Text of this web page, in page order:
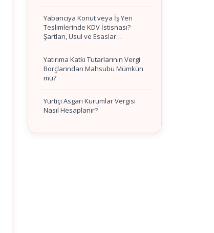
Yabancıya Konut veya İş Yeri
Teslimlerinde KDV İstisnası?
Şartları, Usul ve Esaslar…
Yatırıma Katkı Tutarlarının Vergi
Borçlarından Mahsubu Mümkün
mü?
Yurtiçi Asgari Kurumlar Vergisi
Nasıl Hesaplanır?